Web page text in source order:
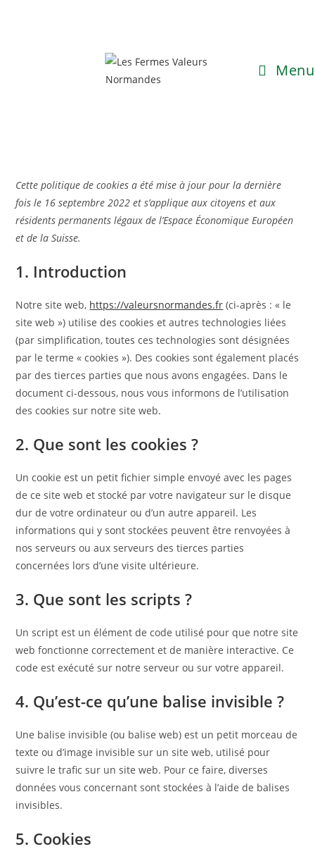
Menu
Cette politique de cookies a été mise à jour pour la dernière
fois le 16 septembre 2022 et s’applique aux citoyens et aux
résidents permanents légaux de l’Espace Économique Européen
et de la Suisse.
1. Introduction
Notre site web, https://valeursnormandes.fr (ci-après : « le
site web ») utilise des cookies et autres technologies liées
(par simplification, toutes ces technologies sont désignées
par le terme « cookies »). Des cookies sont également placés
par des tierces parties que nous avons engagées. Dans le
document ci-dessous, nous vous informons de l’utilisation
des cookies sur notre site web.
2. Que sont les cookies ?
Un cookie est un petit fichier simple envoyé avec les pages
de ce site web et stocké par votre navigateur sur le disque
dur de votre ordinateur ou d’un autre appareil. Les
informations qui y sont stockées peuvent être renvoyées à
nos serveurs ou aux serveurs des tierces parties
concernées lors d’une visite ultérieure.
3. Que sont les scripts ?
Un script est un élément de code utilisé pour que notre site
web fonctionne correctement et de manière interactive. Ce
code est exécuté sur notre serveur ou sur votre appareil.
4. Qu’est-ce qu’une balise invisible ?
Une balise invisible (ou balise web) est un petit morceau de
texte ou d’image invisible sur un site web, utilisé pour
suivre le trafic sur un site web. Pour ce faire, diverses
données vous concernant sont stockées à l’aide de balises
invisibles.
5. Cookies